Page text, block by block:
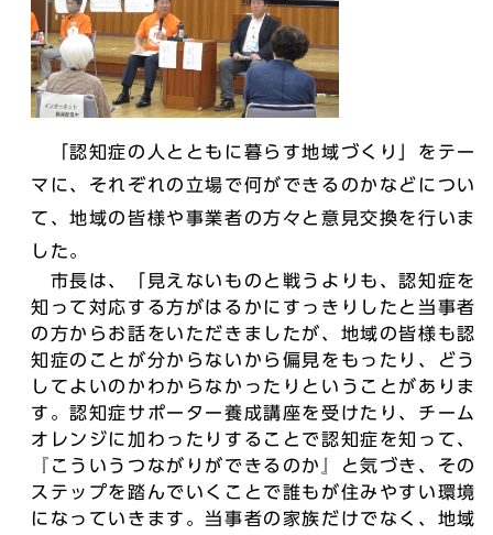
「認知症の人とともに暮らす地域づくり」をテー
マに、それぞれの立場で何ができるのかなどについ
て、地域の皆様や事業者の方々と意見交換を行いま
した。
市長は、「見えないものと戦うよりも、認知症を
知って対応する方がはるかにすっきりしたと当事者
の方からお話をいただきましたが、地域の皆様も認
知症のことが分からないから偏見をもったり、どう
してよいのかわからなかったりということがありま
す。認知症サポーター養成講座を受けたり、チーム
オレンジに加わったりすることで認知症を知って、
『こういうつながりができるのか』と気づき、その
ステップを踏んでいくことで誰もが住みやすい環境
になっていきます。当事者の家族だけでなく、地域